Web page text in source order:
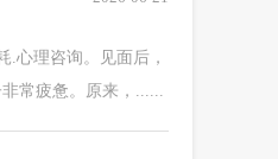
心理咨询。见面后，
常疲惫。原来，......